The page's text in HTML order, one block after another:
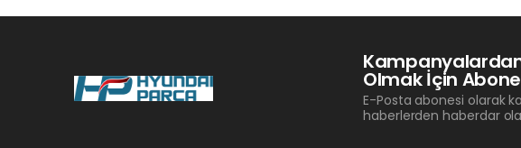
Olmak İçin
E-Posta abonesi olarak
haberlerden haberdar